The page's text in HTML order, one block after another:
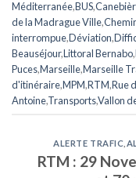
Méditerranée,BUS,
de la Madrague Ville,
interrompue,Déviation,
Beauséjour,Littoral Bernabo,
Puces,Marseille,Marseille
d'itinéraire,MPM,RTM,Rue
Antoine,Transports,Vallon
ALERTE TRAFIC
RTM : 29